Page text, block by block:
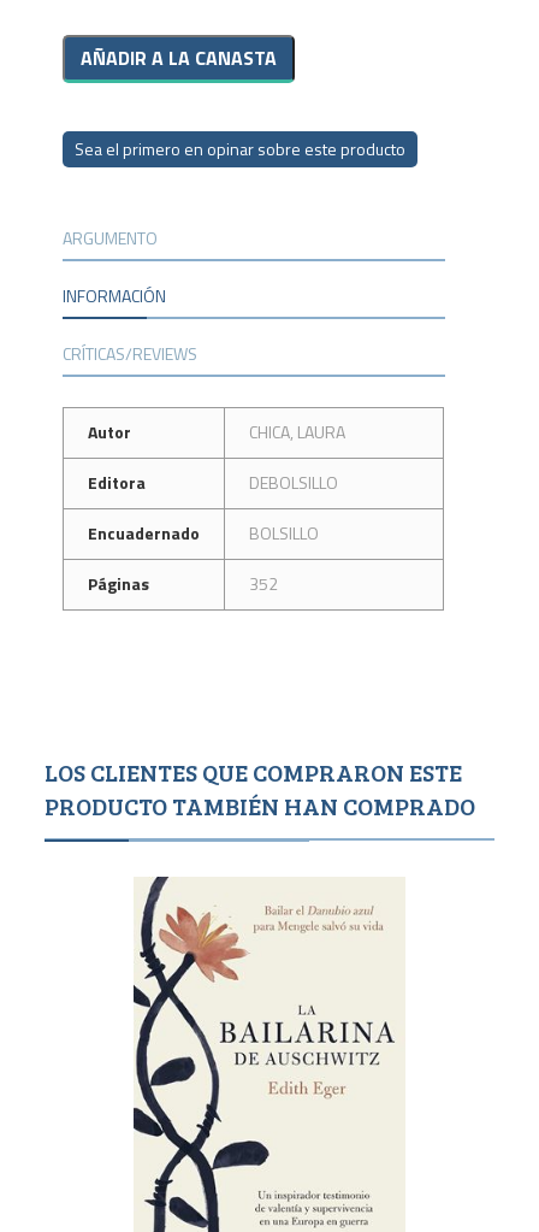
Sea el primero en opinar sobre este producto
ARGUMENTO
INFORMACIÓN
CRÍTICAS/REVIEWS
Autor
CHICA, LAURA
Editora
DEBOLSILLO
Encuadernado
BOLSILLO
Páginas
352
LOS CLIENTES QUE COMPRARON ESTE
PRODUCTO TAMBIÉN HAN COMPRADO